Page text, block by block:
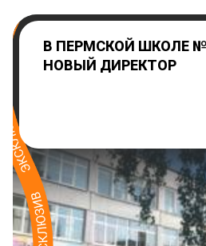
В ПЕРМСКОЙ ШКОЛЕ
НОВЫЙ ДИРЕКТОР